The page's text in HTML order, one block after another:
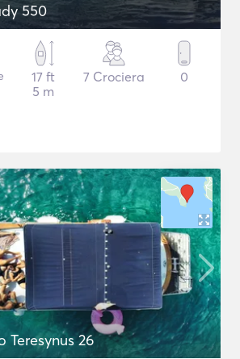
550
17 ft
5 m
7 Crociera 0
Teresynus 26